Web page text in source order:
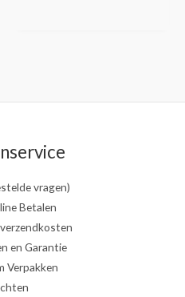
vragen)
Betalen
en Garantie
Verpakken